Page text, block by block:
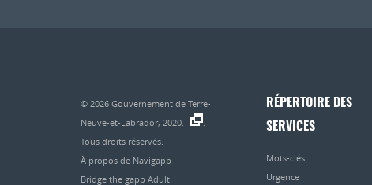
© 2026 Gouvernement de Terre-
Neuve-et-Labrador, 2020.
.
Tous droits réservés.
À propos de Navigapp
Bridge the gapp Adult
RÉPERTOIRE DES
SERVICES
Mots-clés
Urgence